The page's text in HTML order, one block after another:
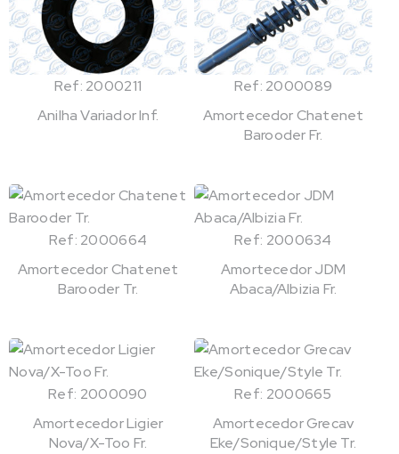
Ref: 2000211
Anilha Variador Inf.
Ref: 2000089
Amortecedor Chatenet
Barooder Fr.
Ref: 2000664
Amortecedor Chatenet
Barooder Tr.
Ref: 2000634
Amortecedor JDM
Abaca/Albizia Fr.
Ref: 2000090
Amortecedor Ligier
Nova/X-Too Fr.
Ref: 2000665
Amortecedor Grecav
Eke/Sonique/Style Tr.